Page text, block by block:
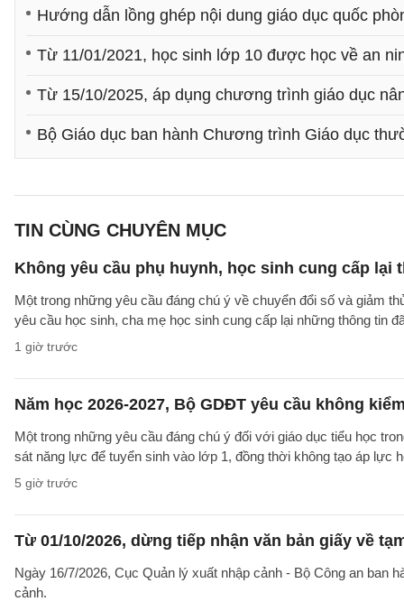
Hướng dẫn lồng ghép nội dung giáo dục quốc
Từ 11/01/2021, học sinh lớp 10 được học về an
Từ 15/10/2025, áp dụng chương trình giáo dục
Bộ Giáo dục ban hành Chương trình Giáo dục
TIN CÙNG CHUYÊN MỤC
Không yêu cầu phụ huynh, học sinh cung cấp lại
Một trong những yêu cầu đáng chú ý về chuyển đổi số và giảm
yêu cầu học sinh, cha mẹ học sinh cung cấp lại những thông tin
1 giờ trước
Năm học 2026-2027, Bộ GDĐT yêu cầu không
Một trong những yêu cầu đáng chú ý đối với giáo dục tiểu học
sát năng lực để tuyển sinh vào lớp 1, đồng thời không tạo áp
5 giờ trước
Từ 01/10/2026, dừng tiếp nhận văn bản giấy về
Ngày 16/7/2026, Cục Quản lý xuất nhập cảnh - Bộ Công an ban
cảnh.